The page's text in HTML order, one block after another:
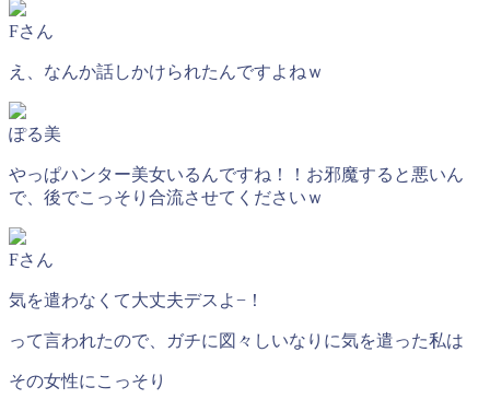
Fさん
え、なんか話しかけられたんですよねｗ
ぽる美
やっぱハンター美女いるんですね！！お邪魔すると悪いん
で、後でこっそり合流させてくださいｗ
Fさん
気を遣わなくて大丈夫デスよ−！
って言われたので、ガチに図々しいなりに気を遣った私は
その女性にこっそり